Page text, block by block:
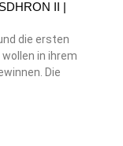
II |
die ersten
in ihrem
Die